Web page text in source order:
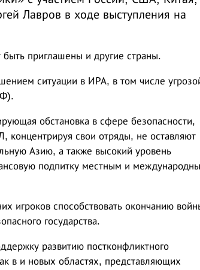
Лавров в ходе выступления на
приглашены и другие страны.
ситуации в ИРА, в том числе
обстановка в сфере безопасности,
концентрируя свои отряды, не оставляют
Азию, а также высокий уровень
подпитку местным и
игроков способствовать окончанию
государства.
развитию постконфликтного
в и новых областях, представляющих